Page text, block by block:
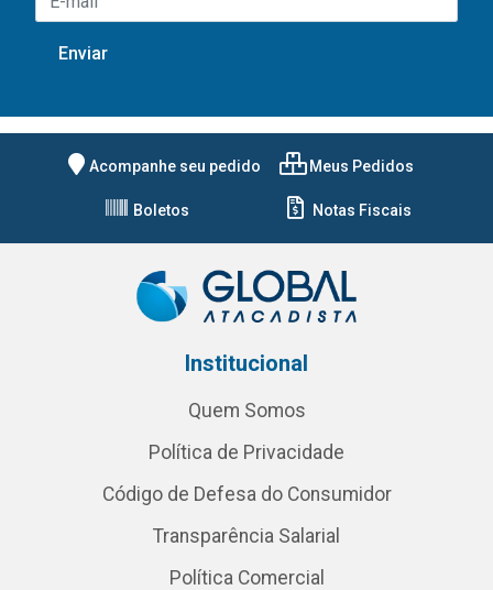
Acompanhe seu pedido Meus Pedidos
Boletos Notas Fiscais
Institucional
Quem Somos
Política de Privacidade
Código de Defesa do Consumidor
Transparência Salarial
Política Comercial